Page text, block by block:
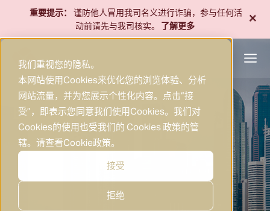
我们重视您的隐私。
本网站使用Cookies来优化您的浏览体验、分析
网站流量，并为您展示个性化内容。点击“接
受”，即表示您同意我们使用Cookies。我们对
Cookies的使用也受我们的 Cookies 政策的管
辖。请查看Cookie政策。
接受
拒绝
内
联系我们
重要提示：
谨防他人冒用我司名义进行诈骗，参与任何活
动前请先与我司核实。
了解更多 +